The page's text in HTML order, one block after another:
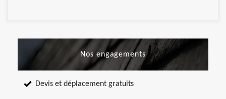
Nos engagements
Devis et déplacement gratuits